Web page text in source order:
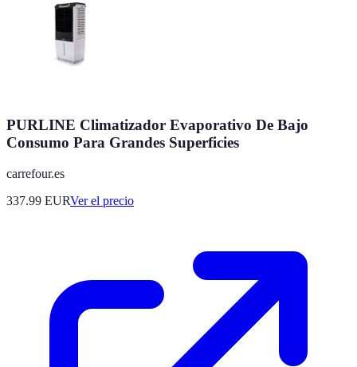
PURLINE Climatizador Evaporativo De Bajo
Consumo Para Grandes Superficies
carrefour.es
337.99 EURVer el precio